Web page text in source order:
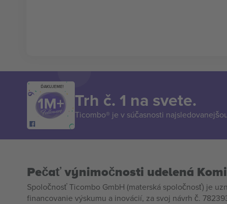
ĎAKUJEME!
Trh č. 1 na svete.
Ticombo® je v súčasnosti
Pečať výnimočnosti udelená
Spoločnosť Ticombo GmbH (materská spoločnosť) je
financovanie výskumu a inovácií, za svoj návrh č.